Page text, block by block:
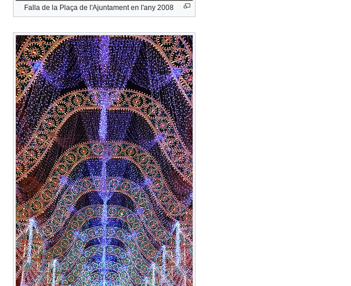
Falla de la Plaça de l'Ajuntament en l'any 2008